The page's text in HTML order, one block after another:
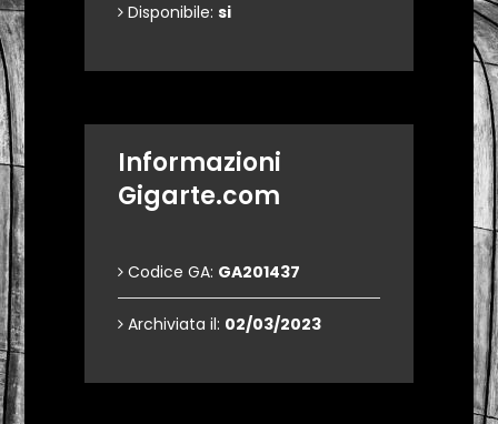
Disponibile: si
Informazioni
Gigarte.com
Codice GA: GA201437
Archiviata il: 02/03/2023